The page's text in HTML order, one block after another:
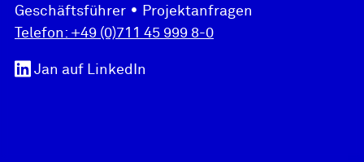
Geschäftsführer • Projektanfragen
Telefon: +49 (0)711 45 999 8-0
Jan auf LinkedIn